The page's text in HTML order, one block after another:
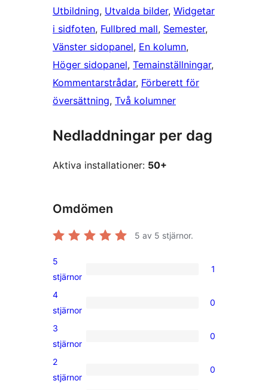
Utbildning, Utvalda bilder, Widgetar
i sidfoten, Fullbred mall, Semester
Vänster sidopanel, En kolumn
Höger sidopanel, Temainställningar
Kommentarstrådar, Förberett för
översättning, Två kolumner
Nedladdningar per dag
Aktiva installationer: 50+
Omdömen
5 av 5 stjärnor.
1
5-
stjärnig
5
stjärnor
1
0
4-
stjärniga
4
stjärnor
0
0
3-
stjärniga
3
stjärnor
0
0
2
stjärnor
0